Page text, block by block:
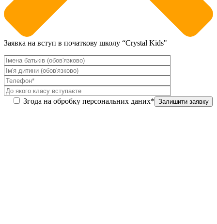
Заявка на вступ в початкову школу “Crystal Kids"
Згода на обробку персональних даних*